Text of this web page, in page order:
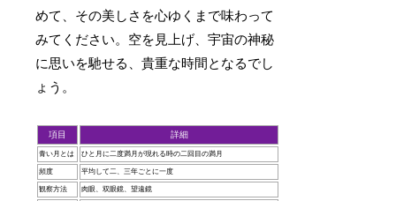
めて、その美しさを心ゆくまで味わって
みてください。空を見上げ、宇宙の神秘
に思いを馳せる、貴重な時間となるでし
ょう。
項目 詳細
青い月とは ひと月に二度満月が現れる時の二回目の満月
頻度 平均して二、三年ごとに一度
観察方法 肉眼、双眼鏡、望遠鏡